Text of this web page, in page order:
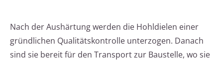
Nach der Aushärtung werden die Hohldielen einer
gründlichen Qualitätskontrolle unterzogen. Danach
sind sie bereit für den Transport zur Baustelle, wo sie